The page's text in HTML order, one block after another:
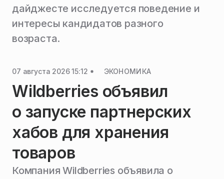
дайджесте исследуется поведение и
интересы кандидатов разного
возраста.
07 августа 2026 15:12 ЭКОНОМИКА
Wildberries объявил
о запуске партнерских
хабов для хранения
товаров
Компания Wildberries объявила о